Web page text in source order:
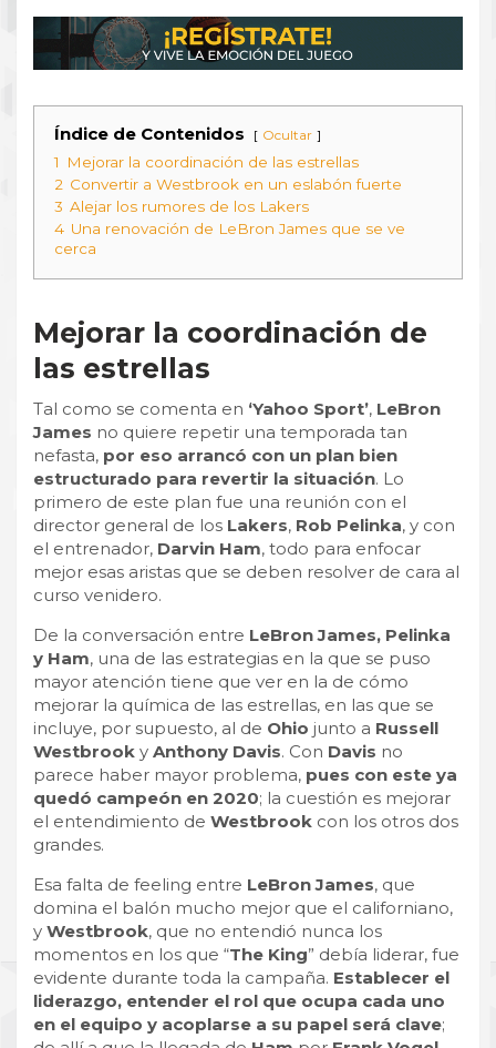
Índice de Contenidos Ocultar
1
Mejorar la coordinación de las estrellas
2 Convertir a Westbrook en un eslabón fuerte
3 Alejar los rumores de los Lakers
4 Una renovación de LeBron James que se ve
cerca
Mejorar la coordinación de
las estrellas
Tal como se comenta en ‘Yahoo Sport’, LeBron
James no quiere repetir una temporada tan
nefasta, por eso arrancó con un plan bien
estructurado para revertir la situación. Lo
primero de este plan fue una reunión con el
director general de los Lakers, Rob Pelinka, y con
el entrenador, Darvin Ham, todo para enfocar
mejor esas aristas que se deben resolver de cara al
curso venidero.
De la conversación entre LeBron James, Pelinka
y Ham, una de las estrategias en la que se puso
mayor atención tiene que ver en la de cómo
mejorar la química de las estrellas, en las que se
incluye, por supuesto, al de Ohio junto a Russell
Westbrook y Anthony Davis. Con Davis no
parece haber mayor problema, pues con este ya
quedó campeón en 2020; la cuestión es mejorar
el entendimiento de Westbrook con los otros dos
grandes.
Esa falta de feeling entre LeBron James, que
domina el balón mucho mejor que el californiano,
y Westbrook, que no entendió nunca los
momentos en los que “The King” debía liderar, fue
evidente durante toda la campaña. Establecer el
liderazgo, entender el rol que ocupa cada uno
en el equipo y acoplarse a su papel será clave;